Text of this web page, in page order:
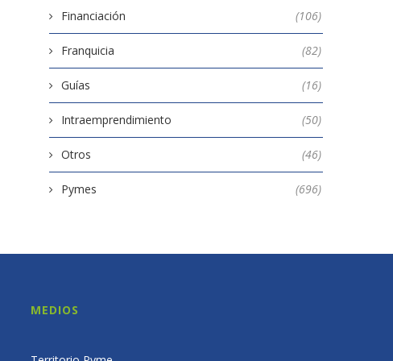
Financiación (106)
Franquicia (82)
Guías (16)
Intraemprendimiento (50)
Otros (46)
Pymes (696)
MEDIOS